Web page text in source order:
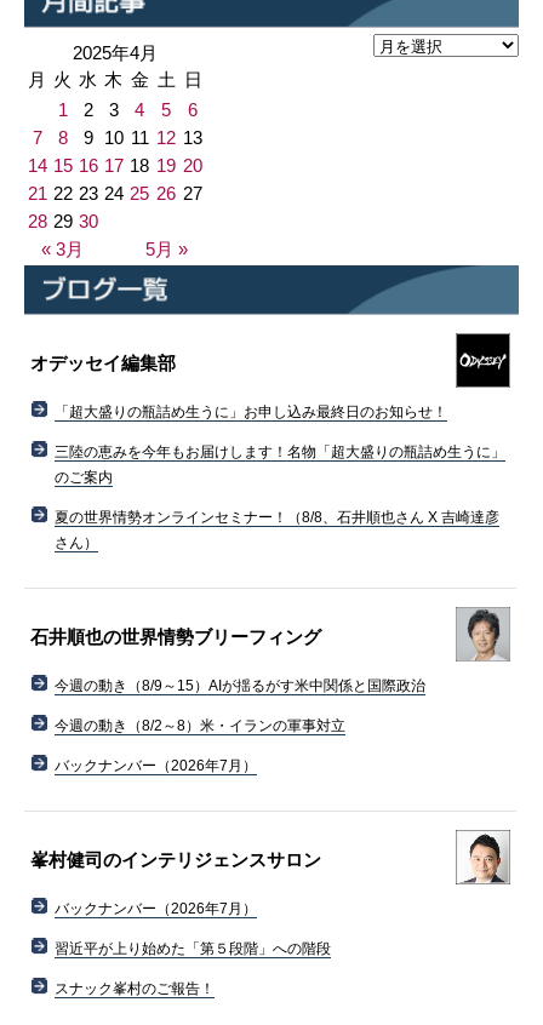
2025年4月
月 火 水 木 金 土 日
« 3月 5月 »
1 2 3 4 5
6
7
8 9 10 11 12 13
14 15 16 17 18 19 20
21 22 23 24 25 26 27
28 29 30
オデッセイ編集部
「超大盛りの瓶詰め生うに」お申し込み最終日のお知らせ！
三陸の恵みを今年もお届けします！名物「超大盛りの瓶詰め生うに」
のご案内
夏の世界情勢オンラインセミナー！（8/8、石井順也さん X 吉崎達彦
さん）
石井順也の世界情勢ブリーフィング
今週の動き（8/9～15）AIが揺るがす米中関係と国際政治
今週の動き（8/2～8）米・イランの軍事対立
バックナンバー（2026年7月）
峯村健司のインテリジェンスサロン
バックナンバー（2026年7月）
習近平が上り始めた「第５段階」への階段
スナック峯村のご報告！